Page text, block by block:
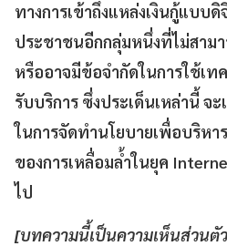
ทางการเข้าถึงแหล่งเงินกู้แบบ
ประชาชนอีกกลุ่มหนึ่งที่ไม่สามา
หรืออาจมีข้อจำกัดในการใช้เท
รับบริการ ซึ่งประเด็นเหล่านี้ จ
ในการจัดทำนโยบายเพื่อบริหา
ของการเหลื่อมล้ำในยุค
ไป
[บทความนี้เป็นความเห็นส่วนตั